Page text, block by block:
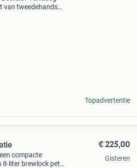
van tweedehands
Topadvertentie
compacte
liter brewlock pet-
€ 225,00
Gisteren